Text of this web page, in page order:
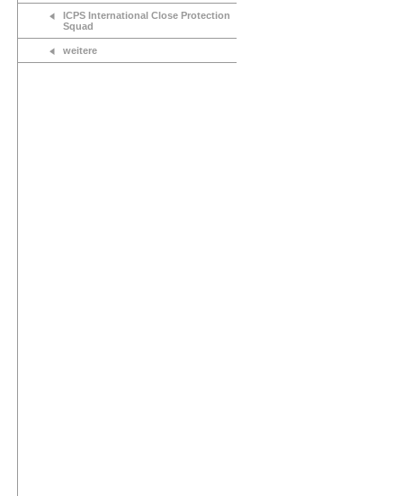
ICPS International Close Protection
Squad
weitere